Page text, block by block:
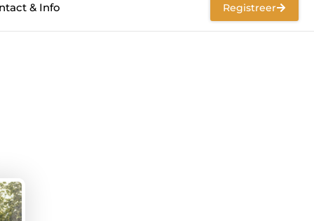
& Info Registreer